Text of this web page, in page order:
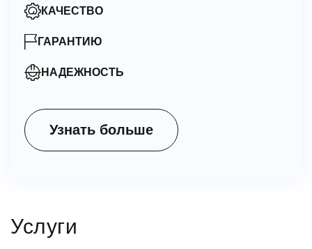
КАЧЕСТВО
ГАРАНТИЮ
НАДЕЖНОСТЬ
Узнать больше
Услуги